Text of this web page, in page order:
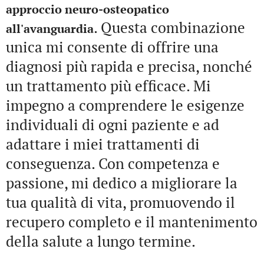
approccio neuro-osteopatico
all'avanguardia. Questa combinazione
unica mi consente di offrire una
diagnosi più rapida e precisa, nonché
un trattamento più efficace. Mi
impegno a comprendere le esigenze
individuali di ogni paziente e ad
adattare i miei trattamenti di
conseguenza. Con competenza e
passione, mi dedico a migliorare la
tua qualità di vita, promuovendo il
recupero completo e il mantenimento
della salute a lungo termine.